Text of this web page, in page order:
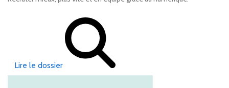
Lire le dossier